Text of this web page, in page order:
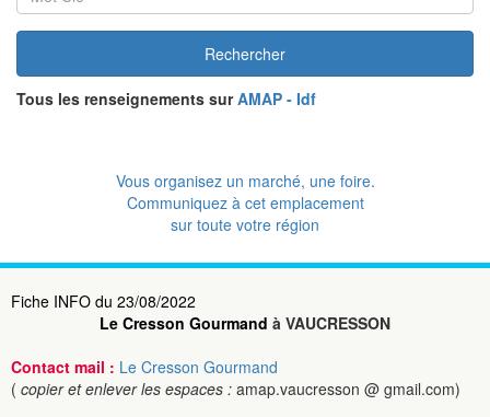
Rechercher
Tous les renseignements surAMAP - Idf
Vous organisez un marché, une foire.
Communiquez à cet emplacement
sur toute votre région
Fiche INFO du 23/08/2022
Le Cresson Gourmand à VAUCRESSON
Contact mail : Le Cresson Gourmand
( copier et enlever les espaces : amap.vaucresson @ gmail.com)